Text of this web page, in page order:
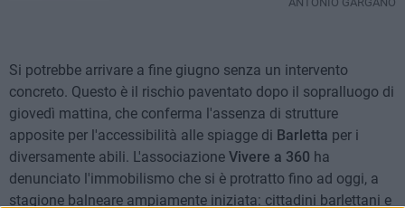
Si potrebbe arrivare a fine giugno senza un intervento
concreto. Questo è il rischio paventato dopo il sopralluogo di
giovedì mattina, che conferma l'assenza di strutture
apposite per l'accessibilità alle spiagge di Barletta per i
diversamente abili. L'associazione Vivere a 360 ha
denunciato l'immobilismo che si è protratto fino ad oggi, a
stagione balneare ampiamente iniziata: cittadini barlettani e